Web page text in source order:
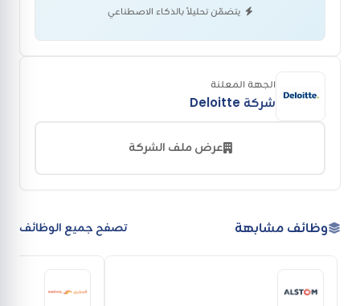
يتضمّن تحليلاً بالذكاء الاصطناعي
الجهة المعلنة
شركة Deloitte
عرض ملف الشركة
وظائف مشابهة تصفح جميع الوظائف